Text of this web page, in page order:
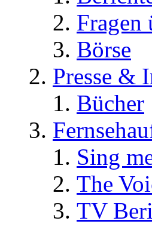
Fragen
Börse
Presse &
Bücher
Sing
The
TV